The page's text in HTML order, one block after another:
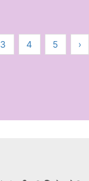
3 4 5 ›